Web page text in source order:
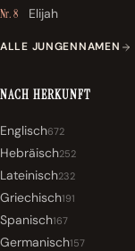
Nr. 8 Elijah
ALLE JUNGENNAMEN
NACH HERKUNFT
Englisch672
Hebräisch252
Lateinisch232
Griechisch191
Spanisch167
Germanisch157